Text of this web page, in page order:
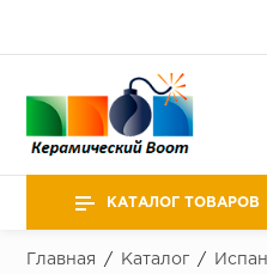
КАТАЛОГ ТОВАРОВ
Главная / Каталог /